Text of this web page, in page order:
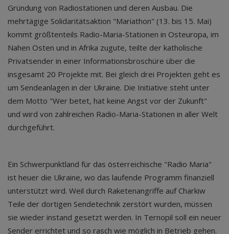
Gründung von Radiostationen und deren Ausbau. Die
mehrtägige Solidaritätsaktion "Mariathon" (13. bis 15. Mai)
kommt größtenteils Radio-Maria-Stationen in Osteuropa, im
Nahen Osten und in Afrika zugute, teilte der katholische
Privatsender in einer Informationsbroschüre über die
insgesamt 20 Projekte mit. Bei gleich drei Projekten geht es
um Sendeanlagen in der Ukraine. Die Initiative steht unter
dem Motto "Wer betet, hat keine Angst vor der Zukunft"
und wird von zahlreichen Radio-Maria-Stationen in aller Welt
durchgeführt.
Ein Schwerpunktland für das österreichische "Radio Maria"
ist heuer die Ukraine, wo das laufende Programm finanziell
unterstützt wird. Weil durch Raketenangriffe auf Charkiw
Teile der dortigen Sendetechnik zerstört wurden, müssen
sie wieder instand gesetzt werden. In Ternopil soll ein neuer
Sender errichtet und so rasch wie möglich in Betrieb gehen.